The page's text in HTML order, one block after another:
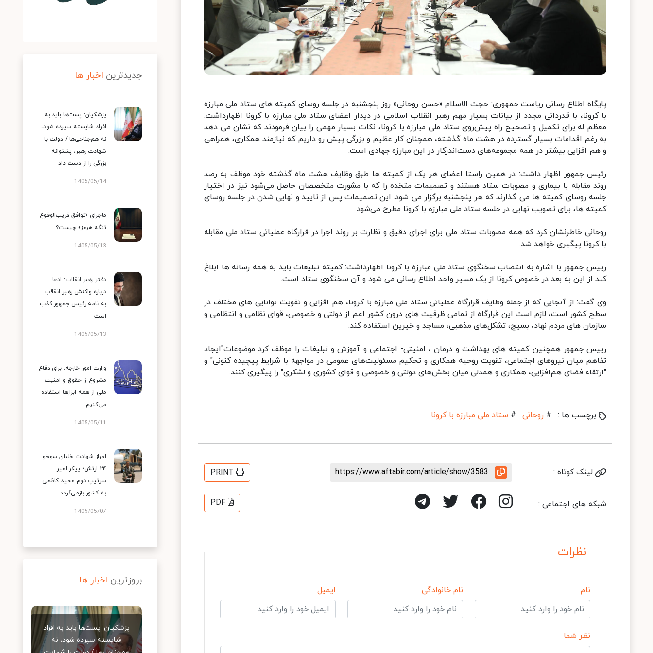
پایگاه اطلاع رسانی ریاست جمهوری: حجت الاسلام «حسن روحانی» روز پنجشنبه در جلسه روسای کمیته های ستاد ملی مبارزه
با کرونا، با قدردانی مجدد از بیانات بسیار مهم رهبر انقلاب اسلامی در دیدار اعضای ستاد ملی مبارزه با کرونا اظهارداشت:
معظم له برای تکمیل و تصحیح راه پیش‌روی ستاد ملی مبارزه با کرونا، نکات بسیار مهمی را بیان فرمودند که نشان می دهد
به رغم اقدامات بسیار گسترده در هشت ماه گذشته، همچنان کار عظیم و بزرگی پیش رو داریم که نیازمند همکاری، همراهی
و هم افزایی بیشتر در همه مجموعه‌های دست‌اندرکار در این مبارزه جهادی است.
رئیس جمهور اظهار داشت: در همین راستا اعضای هر یک از کمیته ها طبق وظایف هشت ماه گذشته خود موظف به رصد
روند مقابله با بیماری و مصوبات ستاد هستند و تصمیمات متخده را که با مشورت متخصصان حاصل می‌شود نیز در اختیار
جلسه روسای کمیته ها می گذارند که هر پنجشنبه برگزار می شود. این تصمیمات پس از تایید و نهایی شدن در جلسه روسای
کمیته ها، برای تصویب نهایی در جلسه ستاد ملی مبارزه با کرونا مطرح می‌شود.
روحانی خاطرنشان کرد که همه مصوبات ستاد ملی برای اجرای دقیق و نظارت بر روند اجرا در قرارگاه عملیاتی ستاد ملی مقابله
با کرونا پیگیری خواهد شد.
رییس جمهور با اشاره به انتصاب سخنگوی ستاد ملی مبارزه با کرونا اظهارداشت: کمیته تبلیغات باید به همه رسانه ها ابلاغ
کند از این به بعد در خصوص کرونا از یک مسیر واحد اطلاع رسانی می شود و آن سخنگوی ستاد است.
وی گفت: از آنجایی که از جمله وظایف قرارگاه عملیاتی ستاد ملی مبارزه با کرونا، هم افزایی و تقویت توانایی های مختلف در
سطح کشور است، لازم است این قرارگاه از تمامی ظرفیت های درون کشور اعم از دولتی و خصوصی، قوای نظامی و انتظامی و
سازمان های مردم نهاد، بسیج، تشکل‌های مذهبی، مساجد و خیرین استفاده کند.
رییس جمهور همچنین کمیته های بهداشت و درمان ، امنیتی- اجتماعی و آموزش و تبلیغات را موظف کرد موضوعات"ایجاد
تفاهم میان نیروهای اجتماعی، تقویت روحیه همکاری و تحکیم مسئولیت‌های عمومی در مواجهه با شرایط پیچیده کنونی" و
"ارتقاء فضای هم‌افزایی، همکاری و همدلی میان بخش‌های دولتی و خصوصی و قوای کشوری و لشکری" را پیگیری کنند.
برچسب ها : # روحانی # ستاد ملی مبارزه با کرونا
لینک کوتاه : https://www.aftabir.com/article/show/3583
PRINT
شبکه های اجتماعی : PDF
نظرات
نام نام خانوادگی ایمیل
نظر شما
جدیدترین اخبار ها
پزشکیان: پست‌ها باید به
افراد شایسته سپرده شود،
نه هم‌جناحی‌ها / دولت با
شهادت رهبر، پشتوانه
بزرگی را از دست داد
1405/05/14
ماجرای «توافق قریب‌الوقوع
تنگه هرمز» چیست؟
1405/05/13
دفتر رهبر انقلاب: ادعا
درباره واکنش رهبر انقلاب
به نامه رئیس جمهور کذب
است
1405/05/13
وزارت امور خارجه: برای دفاع
مشروع از حقوق و امنیت
ملی از همه ابزارها استفاده
می‌کنیم
1405/05/11
احراز شهادت خلبان سوخو
۲۴ ارتش؛ پیکر امیر
سرتیپ دوم مجید کاظمی
به کشور بازمی‌گردد
1405/05/07
بروزترین اخبار ها
پزشکیان: پست‌ها باید به افراد
شایسته سپرده شود، نه